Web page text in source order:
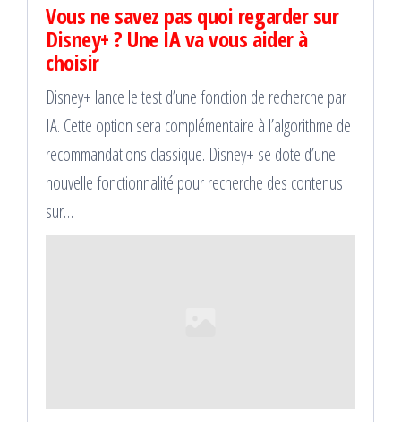
Vous ne savez pas quoi regarder sur
Disney+ ? Une IA va vous aider à
choisir
Disney+ lance le test d’une fonction de recherche par
IA. Cette option sera complémentaire à l’algorithme de
recommandations classique. Disney+ se dote d’une
nouvelle fonctionnalité pour recherche des contenus
sur…